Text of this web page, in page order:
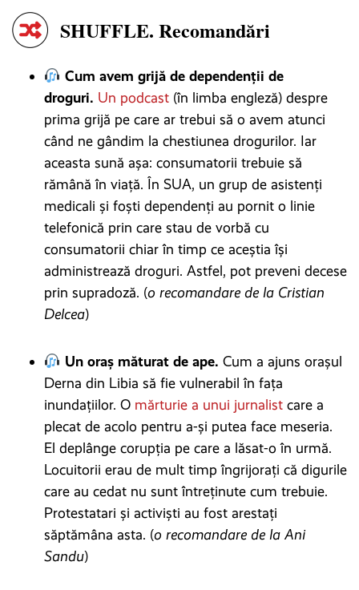
SHUFFLE. Recomandări
Cum avem grijă de dependenții de
droguri. Un podcast (în limba engleză) despre
prima grijă pe care ar trebui să o avem atunci
când ne gândim la chestiunea drogurilor. Iar
aceasta sună așa: consumatorii trebuie să
rămână în viață. În SUA, un grup de asistenți
medicali și foști dependenți au pornit o linie
telefonică prin care stau de vorbă cu
consumatorii chiar în timp ce aceștia își
administrează droguri. Astfel, pot preveni decese
prin supradoză. (o recomandare de la Cristian
Delcea)
Un oraș măturat de ape. Cum a ajuns orașul
Derna din Libia să fie vulnerabil în fața
inundațiilor. O mărturie a unui jurnalist care a
plecat de acolo pentru a-și putea face meseria.
El deplânge corupția pe care a lăsat-o în urmă.
Locuitorii erau de mult timp îngrijorați că digurile
care au cedat nu sunt întreținute cum trebuie.
Protestatari și activiști au fost arestați
săptămâna asta. (o recomandare de la Ani
Sandu)